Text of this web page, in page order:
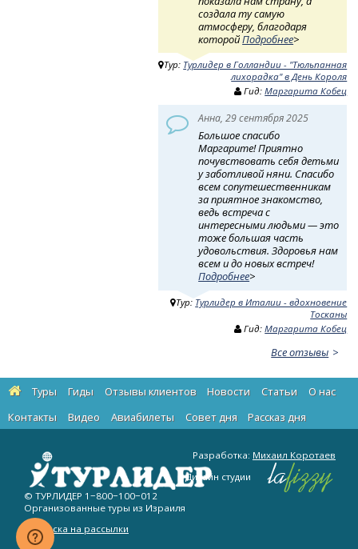
создала ту самую
атмосферу, благодаря
которойПодробнее>
Тур: Турлидер в Голландии - "Тюльпанная
лихорадка" в День Короля
Гид:Маргарита Кобец
Анна, 29 сентября 2025
Большое спасибо
Маргарите! Приятно
почувствовать себя детьми
у заботливой няни. Спасибо
всем сопутешественникам
за приятное знакомство,
ведь встреча с
интересными людьми — это
тоже большая часть
удовольствия. Здоровья нам
всем и до новых встреч!
Подробнее>
Тур: Турлидер в Италии - вдохновение
Тосканы
Гид:Маргарита Кобец
Все отзывы
Туры Гиды Отзывы клиентов Новости Статьи
О нас
Контакты
Видео Авиабилеты Cовет дня Рассказ дня
© ТУРЛИДЕР 1−800−100−012
Организованные туры из Израиля
Подписка на рассылки
Разработка: Михаил Коротаев
Дизайн студии